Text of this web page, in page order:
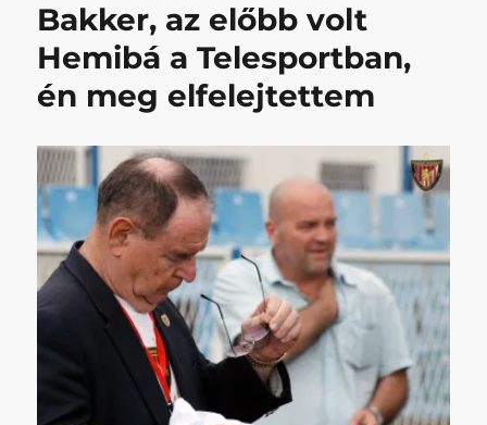
Bakker, az előbb volt
Hemibá a Telesportban,
én meg elfelejtettem